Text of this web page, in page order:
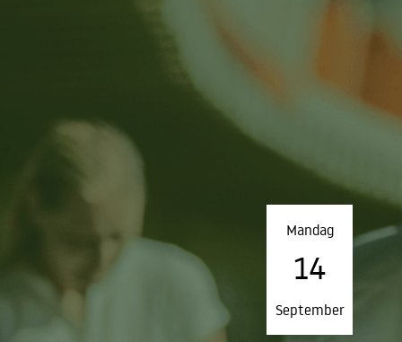
Mandag
14
September